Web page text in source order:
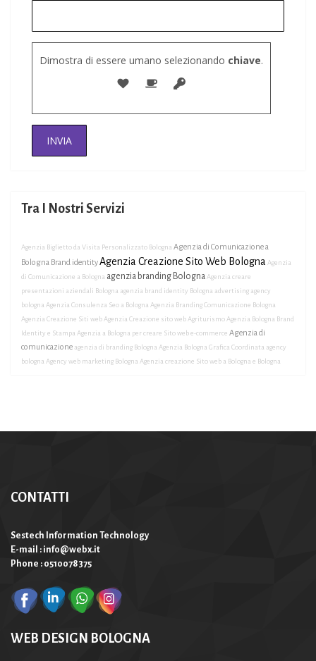
Dimostra di essere umano selezionando chiave.
Tra I Nostri Servizi
Agenzia Biglietto da Visita Personalizzato Bologna Agenzia di Comunicazione a
Bologna Brand identityAgenzia Creazione Sito Web Bologna Agenzia
di Comunicazione a Bologna agenzia branding Bologna Agenzia creare
presentazioni aziendali Bologna agenzia brand identity Bologna advertising agency
bologna Agenzia Consulenza Seo a Bologna Agenzia Branding Comunicazione Bologna
Agenzia Creazione Siti web Agenzia Creazione sito web Agriturismo Agenzia Bologna Brand
Identity e Stampa Agenzia a Bologna per creare Sito web e-commerce Agenzia di
comunicazione agenzia di branding Bologna Agenzia Bologna Grafica Coordinata agency
bologna Agency web marketing Bologna Agenzia creazione Sito web a Bologna e Bologna
CONTATTI
Sestech Information Technology
E-mail : info@webx.it
Phone : 0510078375
WEB DESIGN BOLOGNA